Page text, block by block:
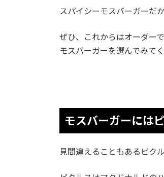
スパイシーモスバーガーだ
ぜひ、これからはオーダー
モスバーガーを選んでみてく
モスバーガーには
見間違えることもあるピク